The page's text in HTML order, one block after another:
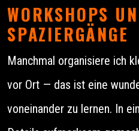
WORKSHOPS
SPAZIERGÄNGE
Manchmal organisiere ich
vor Ort — das ist eine
voneinander zu lernen. In